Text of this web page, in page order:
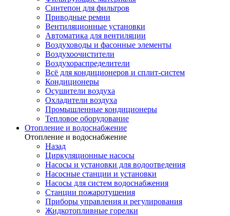
Синтепон для фильтров
Приводные ремни
Вентиляционные установки
Автоматика для вентиляции
Воздуховоды и фасонные элементы
Воздухоочистители
Воздухораспределители
Всё для кондиционеров и сплит-систем
Кондиционеры
Осушители воздуха
Охладители воздуха
Промышленные кондиционеры
Тепловое оборудование
Отопление и водоснабжение
Отопление и водоснабжение
Назад
Циркуляционные насосы
Насосы и установки для водоотведения
Насосные станции и установки
Насосы для систем водоснабжения
Станции пожаротушения
Приборы управления и регулирования
Жидкотопливные горелки